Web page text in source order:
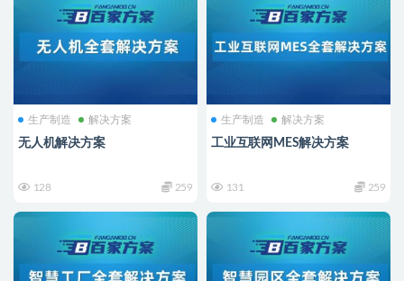
生产制造 解决方案
无人机解决方案
128 259
生产制造 解决方案
工业互联网MES解决方案
131 259